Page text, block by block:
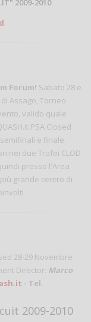
2009-2010
Forum! Sabato 28 e
Assago, Torneo
valido quale
PSA Closed
e finale.
nei due Trofei CLOD
presso l'Area
grande centro di
28-29 Novembre
Director: Marco
- Tel.
2009-2010